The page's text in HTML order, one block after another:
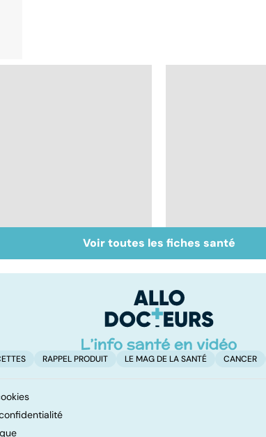
Soigner malgré la
distance
Calvitie :
nos cheveux
Voir toutes les fiches santé
RAPPEL PRODUIT LE MAG DE LA SANTÉ CANCER